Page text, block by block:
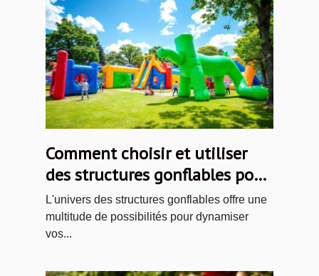
Comment choisir et utiliser
des structures gonflables pour
vos événements ?
L'univers des structures gonflables offre une
multitude de possibilités pour dynamiser
vos...